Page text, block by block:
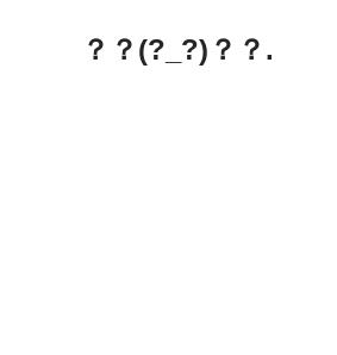
？？(?_?)？？.